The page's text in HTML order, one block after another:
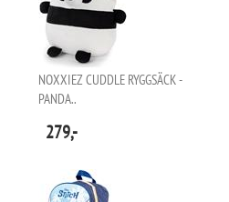
NOXXIEZ CUDDLE RYGGSÄCK -
PANDA..
279,-